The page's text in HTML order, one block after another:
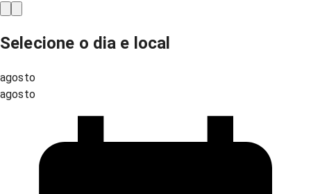
Selecione o dia e local
agosto
agosto